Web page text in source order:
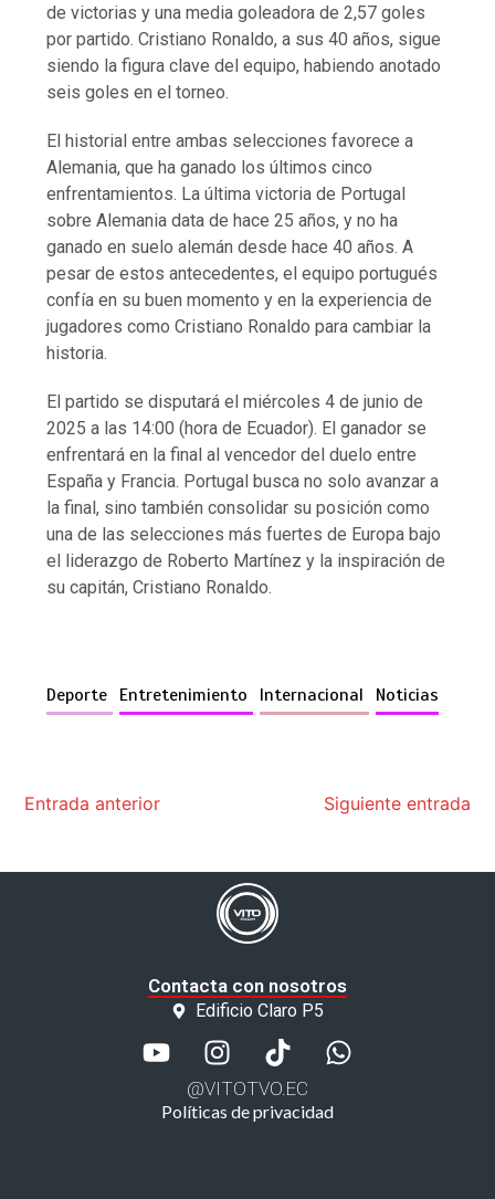
de victorias y una media goleadora de 2,57 goles
por partido. Cristiano Ronaldo, a sus 40 años, sigue
siendo la figura clave del equipo, habiendo anotado
seis goles en el torneo.
El historial entre ambas selecciones favorece a
Alemania, que ha ganado los últimos cinco
enfrentamientos. La última victoria de Portugal
sobre Alemania data de hace 25 años, y no ha
ganado en suelo alemán desde hace 40 años. A
pesar de estos antecedentes, el equipo portugués
confía en su buen momento y en la experiencia de
jugadores como Cristiano Ronaldo para cambiar la
historia.
El partido se disputará el miércoles 4 de junio de
2025 a las 14:00 (hora de Ecuador). El ganador se
enfrentará en la final al vencedor del duelo entre
España y Francia. Portugal busca no solo avanzar a
la final, sino también consolidar su posición como
una de las selecciones más fuertes de Europa bajo
el liderazgo de Roberto Martínez y la inspiración de
su capitán, Cristiano Ronaldo.
Deporte Entretenimiento Internacional Noticias
Entrada anterior Siguiente entrada
Contacta con nosotros
Edificio Claro P5
@VITOTVO.EC
Políticas de privacidad